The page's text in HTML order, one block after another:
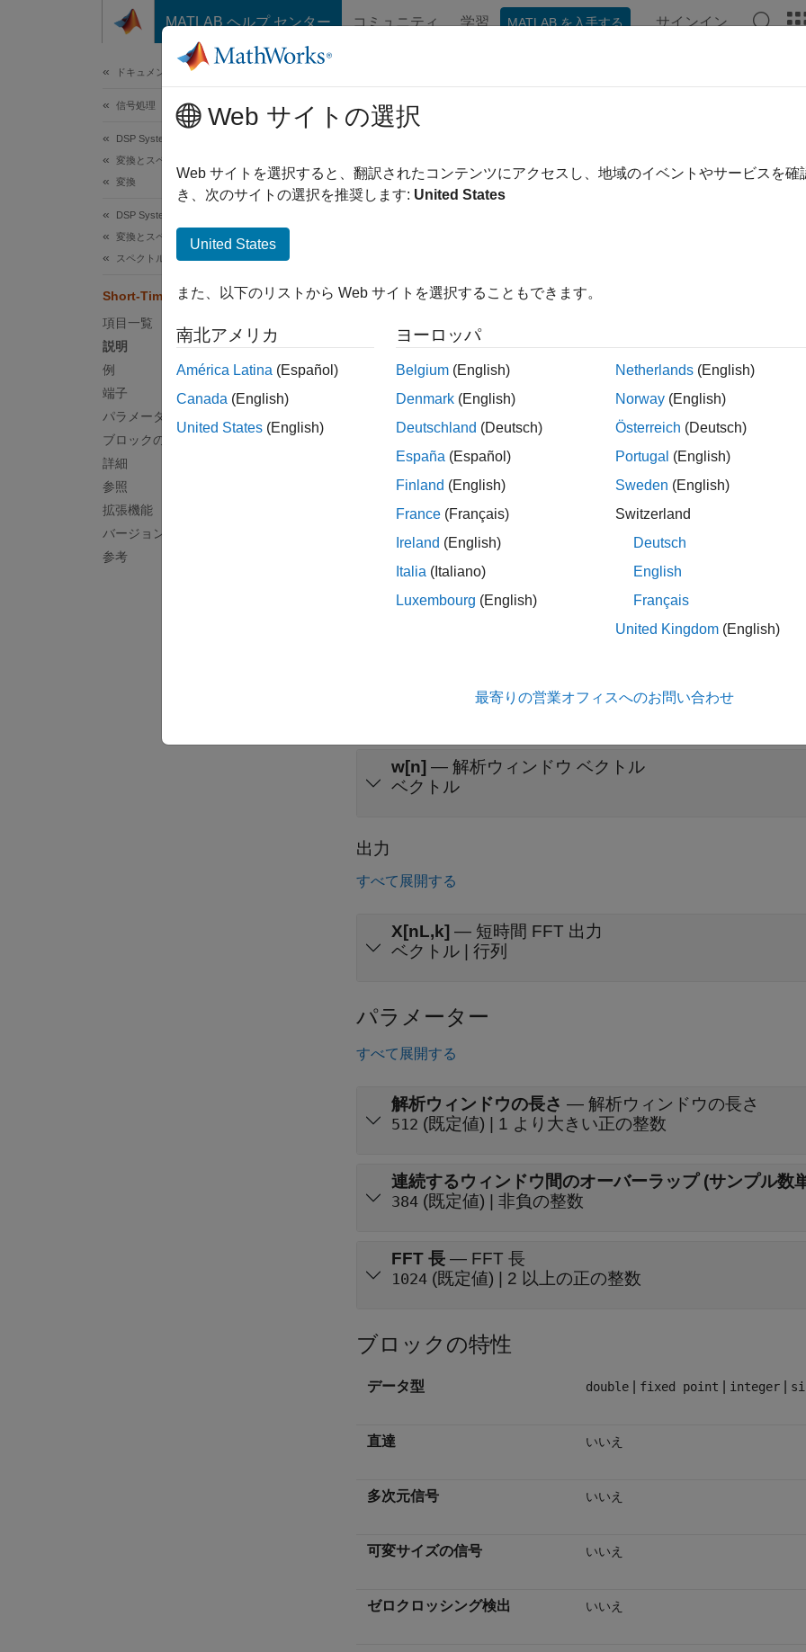
コンテンツへスキップ
MATLAB ヘルプ センター コミュニティ 学習 MATLAB を入手する サインイン
ドキュメンテーションのホーム
信号処理
DSP System Toolbox
変換とスペクトル解析
変換
DSP System Toolbox
変換とスペクトル解析
スペクトル解析
Short-Time FFT
項目一覧
説明
例
端子
パラメーター
ブロックの特性
詳細
参照
拡張機能
バージョン履歴
参考
Short-Time FFT
短時間高速フーリエ変換 (STFT) 法を使用したスペクトルのノンパラ
説明
Short-Time FFT ブロックは、スペクトルのノンパラメトリック推定
ングし、ウィンドウを適用し、ゼロ パディングします。次に、ブロ
変換します。
Speech Enhancement with Gain in Frequency Domain
Denoise a signal by applying selective gain on the signal in the frequency domain. Convert the denoised signal back into time
端子
入力信号
ベクトル | 行列
w[n] — 解析ウィンドウ ベクトル
ベクトル
出力
すべて展開する
X[nL,k] — 短時間 FFT 出力
ベクトル | 行列
パラメーター
すべて展開する
解析ウィンドウの長さ — 解析ウィンドウの長さ
512 (既定値) | 1 より大きい正の整数
連続するウィンドウ間のオーバーラップ (サンプル数
384 (既定値) | 非負の整数
FFT 長 — FFT 長
1024 (既定値) | 2 以上の正の整数
ブロックの特性
データ型 double fixed point integer
直達 いいえ
多次元信号 いいえ
可変サイズの信号 いいえ
ゼロクロッシング検出 いいえ
Web サイトの選択
Web サイトを選択すると、翻訳されたコンテンツにアクセスし、地域のイベントやサービスを
き、次のサイトの選択を推奨します: United States
United States
また、以下のリストから Web サイトを選択することもできます。
南北アメリカ
América Latina (Español)
Canada (English)
United States (English)
ヨーロッパ
Belgium (English)
Denmark (English)
Deutschland (Deutsch)
España (Español)
Finland (English)
France (Français)
Ireland (English)
Italia (Italiano)
Luxembourg (English)
Netherlands (English)
Norway (English)
Österreich (Deutsch)
Portugal (English)
Sweden (English)
Switzerland
Deutsch
English
Français
United Kingdom (English)
最寄りの営業オフィスへのお問い合わせ